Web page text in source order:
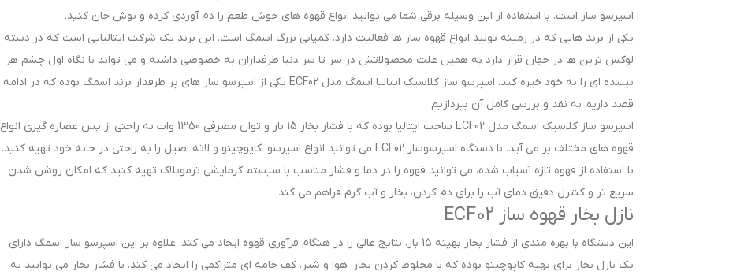
اسپرسو ساز است. با استفاده از این وسیله برقی شما می توانید انواع قهوه های خوش طعم را دم آوردی کرده و نوش جان کنید.
یکی از برند هایی که در زمینه تولید انواع قهوه ساز ها فعالیت دارد، کمپانی بزرگ اسمگ است. این برند یک شرکت ایتالیایی است که در دسته
لوکس ترین ها در جهان قرار دارد به همین علت محصولاتش در سر تا سر دنیا طرفداران به خصوصی داشته و می تواند با نگاه اول چشم هر
بیننده ای را به خود خیره کند. اسپرسو ساز کلاسیک ایتالیا اسمگ مدل ECF02 یکی از اسپرسو ساز های پر طرفدار برند اسمگ بوده که در ادامه
قصد داریم به نقد و بررسی کامل آن بپردازیم.
اسپرسو ساز کلاسیک اسمگ مدل ECF02 ساخت ایتالیا بوده که با فشار بخار 15 بار و توان مصرفی 1350 وات به راحتی از پس عصاره گیری انواع
قهوه های مختلف بر می آید. با دستگاه اسپرسوساز ECF02 می توانید انواع اسپرسو، کاپوچینو و لاته اصیل را به راحتی در خانه خود تهیه کنید.
با استفاده از قهوه تازه آسیاب شده، می توانید قهوه را در دما و فشار مناسب با سیستم گرمایشی ترموبلاک تهیه کنید که امکان روشن شدن
سریع تر و کنترل دقیق دمای آب را برای دم کردن، بخار و آب گرم فراهم می کند.
نازل بخار قهوه ساز ECF02
این دستگاه با بهره مندی از فشار بخار بهینه 15 بار، نتایج عالی را در هنگام فرآوری قهوه ایجاد می کند. علاوه بر این اسپرسو ساز اسمگ دارای
یک نازل بخار برای تهیه کاپوچینو بوده که با مخلوط کردن بخار، هوا و شیر، کف خامه‌ ای متراکمی را ایجاد می‌ کند. با فشار بخار می توانید به